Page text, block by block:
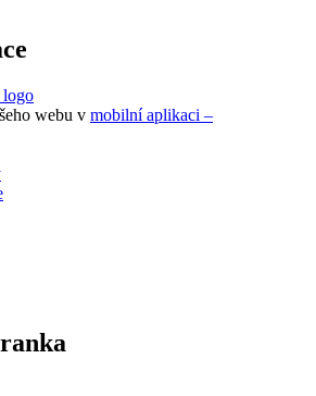
webu v mobilní aplikaci –